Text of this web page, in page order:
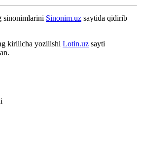
sinonimlarini Sinonim.uz saytida qidirib
kirillcha yozilishi Lotin.uz sayti